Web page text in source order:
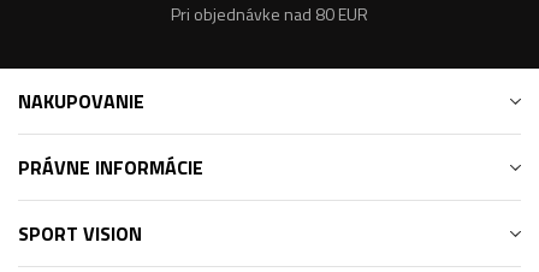
Pri objednávke nad 80 EUR
NAKUPOVANIE
PRÁVNE INFORMÁCIE
SPORT VISION